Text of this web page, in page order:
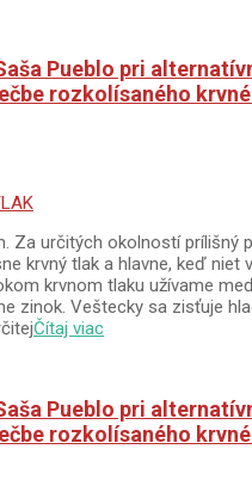
Pueblo pri
rozkolísaného
Za určitých okolností prílišný
krvný tlak a hlavne, keď niet
krvnom tlaku užívame
zinok. Veštecky sa zisťuje
Čítaj viac
Pueblo pri
rozkolísaného